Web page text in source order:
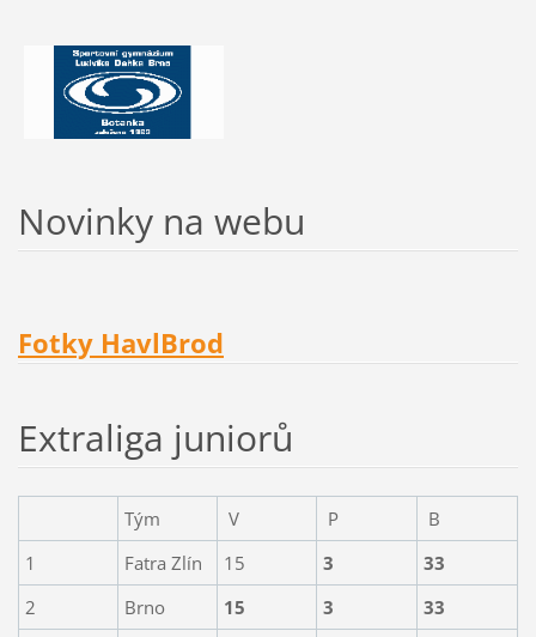
Novinky na webu
Fotky HavlBrod
Extraliga juniorů
Tým V P
B
1
Fatra Zlín 15 3
33
2
Brno 15 3
33